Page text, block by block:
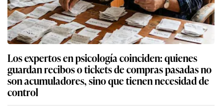
Los expertos en psicología coinciden: quienes
guardan recibos o tickets de compras pasadas no
son acumuladores, sino que tienen necesidad de
control